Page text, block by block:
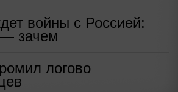
войны с Россией:
зачем
логово